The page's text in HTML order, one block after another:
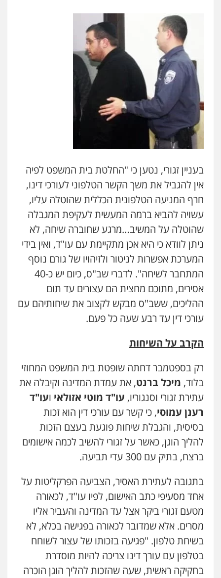
בעניין זגורי, נטען כי "החלטת בית המשפט לפיה
אין להגביל את משך הקשר הטלפוני לעורכי דינו,
חרף המניעה הטלפונית הכללית שהוטלה עליו,
עשויה להביא ברמה המעשית לעקיפת המגבלה
שהוטלה על המשיב…מרגע שחוברה שיחה, לא
ניתן לוודא כי היא אכן מתקיימת עם עו"ד, ואין בידי
המערכת אפשרות לניטור ולזיהויו של גורם נוסף
המתחבר לשיחה". לדברי שב"ס, כיום יש כ-40
אסירים, מתוכם מחצית הם עצורים עד תום
ההליכים, ששב"ס מבקש לקצוב את שיחותיהם עם
עורכי דין עד רבע שעה כל פעם.
הקרב על השיחות
רק בספטמבר דחתה שופטת בית המשפט המחוזי
בלוד, מיכל ברנט, את עמדת המדינה וקיבלה את
עתירת זגורי וסנגוריו, עו"ד מוטי אזולאי ועו"ד
רענן עמוסי, כי קשר עם עורכי דין הוא זכות
בסיסית, והגבלת שיחות פוגעת בעצם הזכות
להליך הוגן, כאשר על זגורי להשיב לכמה אישומים
ברצח, בתיק עם 300 עדי תביעה.
בתגובה לעתירת האסיר, הצביעה הפרקליטות על
אחד מסעיפי כתב האישום, לפיו עו"ד, לכאורה
מטעם זגורי ביקר אצל עד המדינה והעביר אליו
מסרים. אלא שמדובר לכאורה בפגישה בכלא, לא
בשיחת טלפון. "פגיעה בזכותו של עצור לשוחח
בטלפון עם עורך דינו צריכה להיות מוסדרת
בחקיקה ראשית, שעה שהזכות להליך הוגן הוכרה